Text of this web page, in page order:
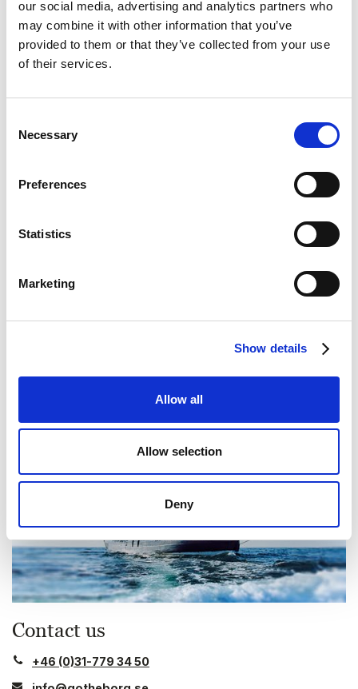
our social media, advertising and analytics partners who
may combine it with other information that you’ve
provided to them or that they’ve collected from your use
of their services.
Selection
Necessary
Preferences
Statistics
Marketing
Show details
Allow all
Allow selection
Deny
med oss? Kontakta oss via en av
emailadresserna nedan eller använd
kontaktformuläret.
Ostindiefararen Götheborg AB
Pir Fyra 2
Sweden
Contact us
+46 (0)31-779 34 50